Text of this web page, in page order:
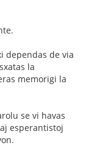
dependas de via
la
memorigi la
se vi havas
esperantistoj